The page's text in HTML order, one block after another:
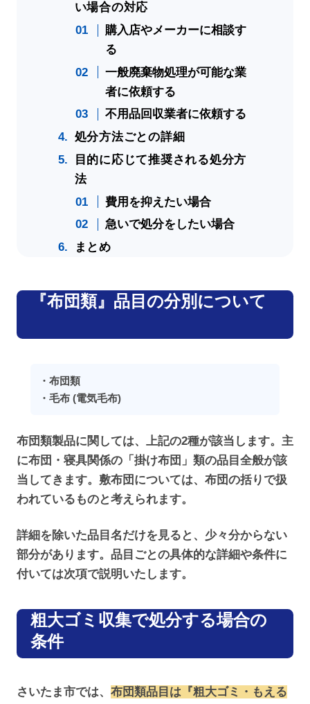
い場合の対応
購入店やメーカーに相談す
る
一般廃棄物処理が可能な業
者に依頼する
不用品回収業者に依頼する
処分方法ごとの詳細
目的に応じて推奨される処分方
法
費用を抑えたい場合
急いで処分をしたい場合
まとめ
『布団類』品目の分別について
・布団類
・毛布 (電気毛布)
布団類製品に関しては、上記の2種が該当します。主
に布団・寝具関係の「掛け布団」類の品目全般が該
当してきます。敷布団については、布団の括りで扱
われているものと考えられます。
詳細を除いた品目名だけを見ると、少々分からない
部分があります。品目ごとの具体的な詳細や条件に
付いては次項で説明いたします。
粗大ゴミ収集で処分する場合の
条件
さいたま市では、 布団類品目は『粗大ゴミ・ もえる